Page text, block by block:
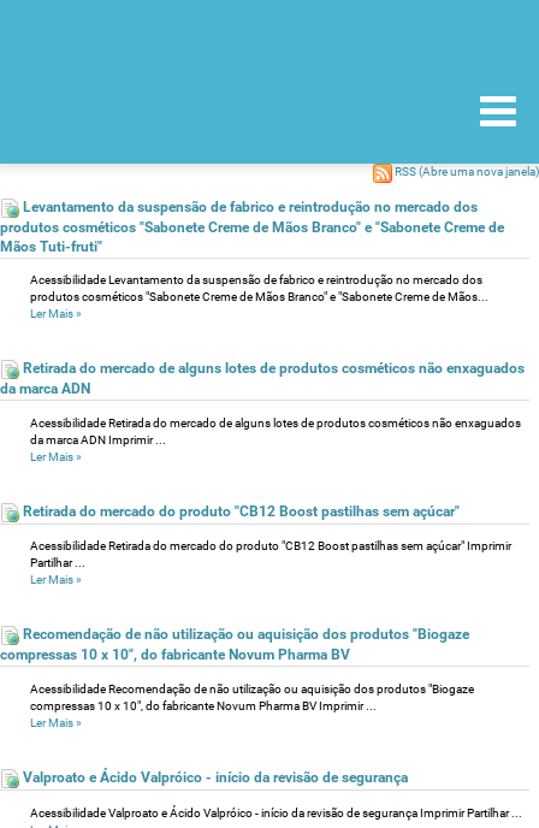
RSS(Abre uma nova janela)
Levantamento da suspensão de fabrico e reintrodução no mercado dos
produtos cosméticos "Sabonete Creme de Mãos Branco" e "Sabonete Creme de
Mãos Tuti-fruti"
Acessibilidade Levantamento da suspensão de fabrico e reintrodução no mercado dos
produtos cosméticos "Sabonete Creme de Mãos Branco" e "Sabonete Creme de Mãos...
Ler Mais»
Retirada do mercado de alguns lotes de produtos cosméticos não enxaguados
da marca ADN
Acessibilidade Retirada do mercado de alguns lotes de produtos cosméticos não enxaguados
da marca ADN Imprimir ...
Ler Mais»
Retirada do mercado do produto "CB12 Boost pastilhas sem açúcar"
Acessibilidade Retirada do mercado do produto "CB12 Boost pastilhas sem açúcar" Imprimir
Partilhar ...
Ler Mais»
Recomendação de não utilização ou aquisição dos produtos "Biogaze
compressas 10 x 10", do fabricante Novum Pharma BV
Acessibilidade Recomendação de não utilização ou aquisição dos produtos "Biogaze
compressas 10 x 10", do fabricante Novum Pharma BV Imprimir ...
Ler Mais»
Valproato e Ácido Valpróico - início da revisão de segurança
Acessibilidade Valproato e Ácido Valpróico - início da revisão de segurança Imprimir Partilhar ...